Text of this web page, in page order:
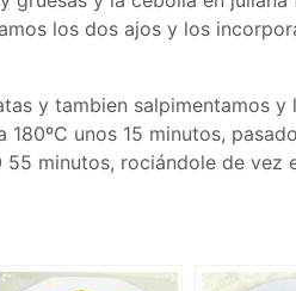
los dos ajos y los
y tambien salpimentamos
unos 15 minutos,
minutos, rociándole de vez